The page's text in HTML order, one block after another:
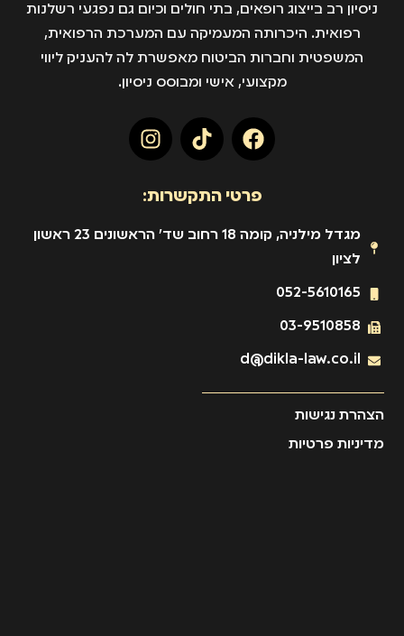
ניסיון רב בייצוג רופאים, בתי חולים וכיום גם נפגעי רשלנות
רפואית. היכרותה המעמיקה עם המערכת הרפואית,
המשפטית וחברות הביטוח מאפשרת לה להעניק ליווי
מקצועי, אישי ומבוסס ניסיון.
פרטי התקשרות:
מגדל מילניה, קומה 18 רחוב שד' הראשונים 23 ראשון
לציון
052-5610165
03-9510858
d@dikla-law.co.il
הצהרת נגישות
מדיניות פרטיות